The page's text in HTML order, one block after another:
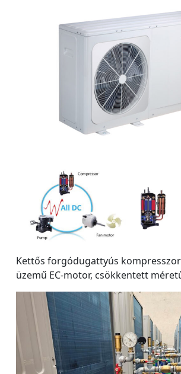
Kettős forgódugattyús kompresszor
üzemű EC-motor, csökkentett